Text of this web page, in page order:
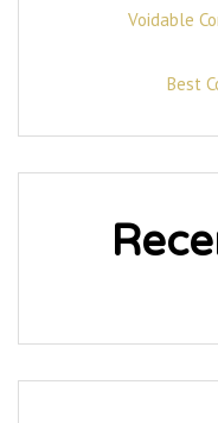
Voidable
Best